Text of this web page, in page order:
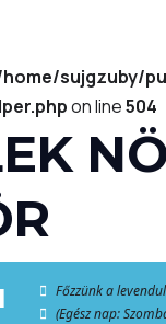
sujgzuby/
on line504
Főzzünk a
(Egész nap: